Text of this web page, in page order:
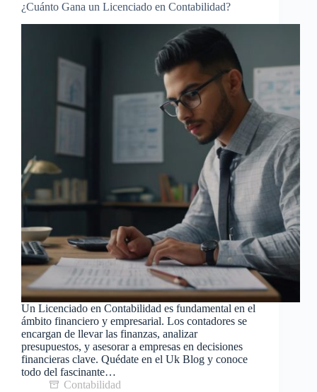
¿Cuánto Gana un Licenciado en Contabilidad?
Un Licenciado en Contabilidad es fundamental en el
ámbito financiero y empresarial. Los contadores se
encargan de llevar las finanzas, analizar
presupuestos, y asesorar a empresas en decisiones
financieras clave. Quédate en el Uk Blog y conoce
todo del fascinante…
Contabilidad